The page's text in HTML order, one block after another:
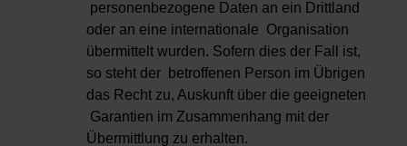
personenbezogene Daten an ein Drittland
oder an eine internationale Organisation
übermittelt wurden. Sofern dies der Fall ist,
so steht der betroffenen Person im Übrigen
das Recht zu, Auskunft über die geeigneten
Garantien im Zusammenhang mit der
Übermittlung zu erhalten.